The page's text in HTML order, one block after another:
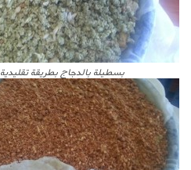
بسطيلة بالدجاج بطريقة تقليدية